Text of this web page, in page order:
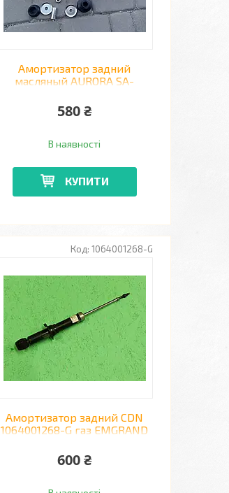
Амортизатор задний
масляный AURORA SA-
SENS, NEXIA
580 ₴
В наявності
КУПИТИ
1064001268-G
Амортизатор задний CDN
1064001268-G газ EMGRAND
600 ₴